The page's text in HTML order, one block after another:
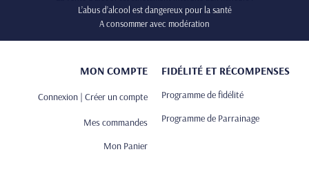
L’abus d’alcool est dangereux pour la santé
A consommer avec modération
MON COMPTE
Connexion | Créer un compte
Mes commandes
Mon Panier
FIDÉLITÉ ET RÉCOMPENSES
Programme de fidélité
Programme de Parrainage